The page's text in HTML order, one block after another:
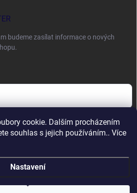
cookie. Dalším procházením
souhlas s jejich používáním.. Více
Nastavení
budeme zasílat informace o nových
spodmínkami ochrany osobních údajů
. Všechna práva vyhrazena.